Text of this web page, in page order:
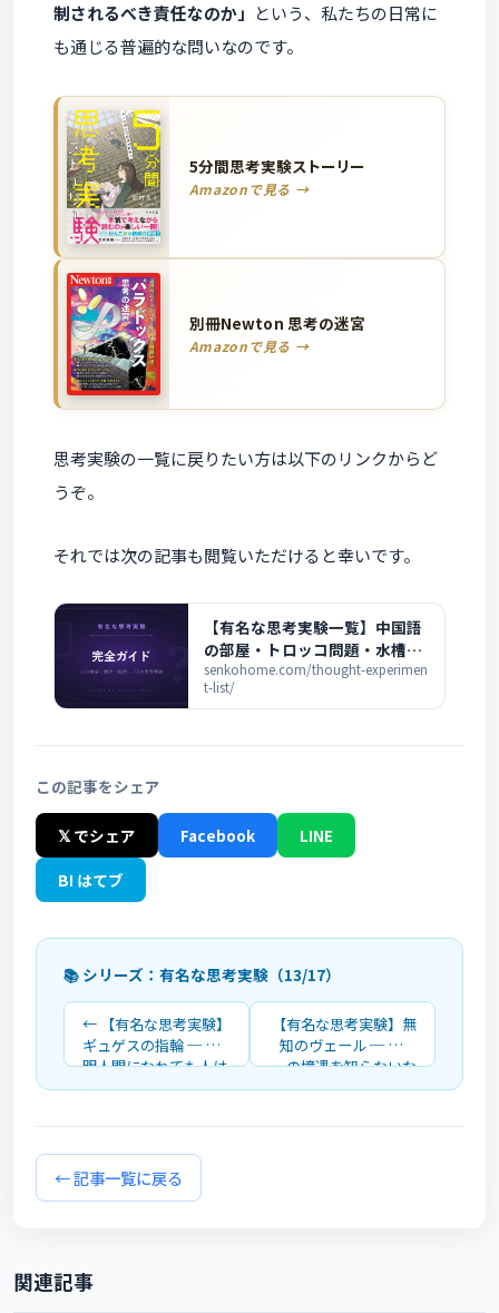
制されるべき責任なのか」 という、私たちの日常に
も通じる普遍的な問いなのです。
5分間思考実験ストーリー
Amazonで見る →
別冊Newton 思考の迷宮
Amazonで見る →
思考実験の一覧に戻りたい方は以下のリンクからど
うぞ。
それでは次の記事も閲覧いただけると幸いです。
【有名な思考実験一覧】中国語
の部屋・トロッコ問題・水槽の
脳まで完全解説
senkohome.com/thought-experimen
t-list/
この記事をシェア
𝕏 でシェア Facebook
LINE
B! はてブ
📚 シリーズ：有名な思考実験（13/17）
← 【有名な思考実験】
ギュゲスの指輪 ─ 透
明人間になれても人は
正しくいられるか
【有名な思考実験】無
知のヴェール ─ 自分
の境遇を知らないな
ら、どんな社会を選ぶ
← 記事一覧に戻る
関連記事